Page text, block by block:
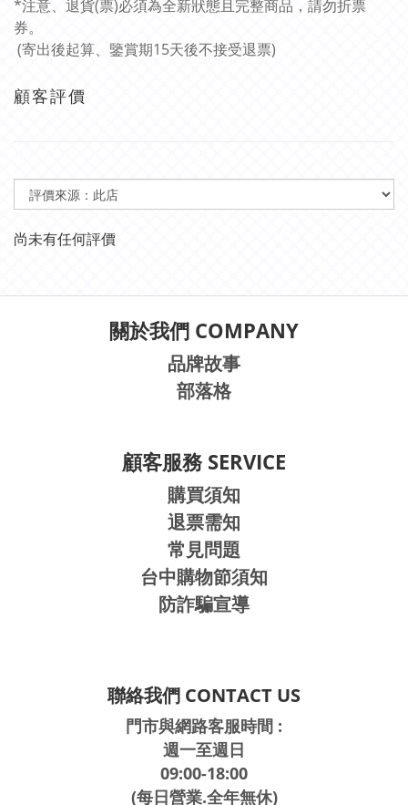
*注意、退貨(票)必須為全新狀態且完整商品，請勿折票
券。
(寄出後起算、鑒賞期15天後不接受退票)
顧客評價
尚未有任何評價
關於我們 COMPANY
品牌故事
部落格
顧客服務 SERVICE
購買須知
退票需知
常見問題
台中購物節須知
防詐騙宣導
聯絡我們 CONTACT US
門市與網路客服時間 :
週一至週日
09:00-18:00
(每日營業.全年無休)